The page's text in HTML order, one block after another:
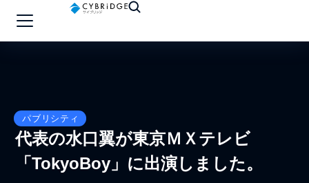
パブリシティ
代表の水口翼が東京ＭＸテレビ
「TokyoBoy」に出演しました。